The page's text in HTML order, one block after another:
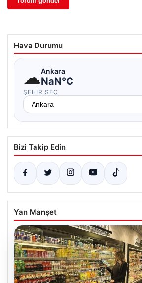
Hava Durumu
☁Ankara
NaN°C
ŞEHIR SEÇ
Bizi Takip Edin
Yan Manşet